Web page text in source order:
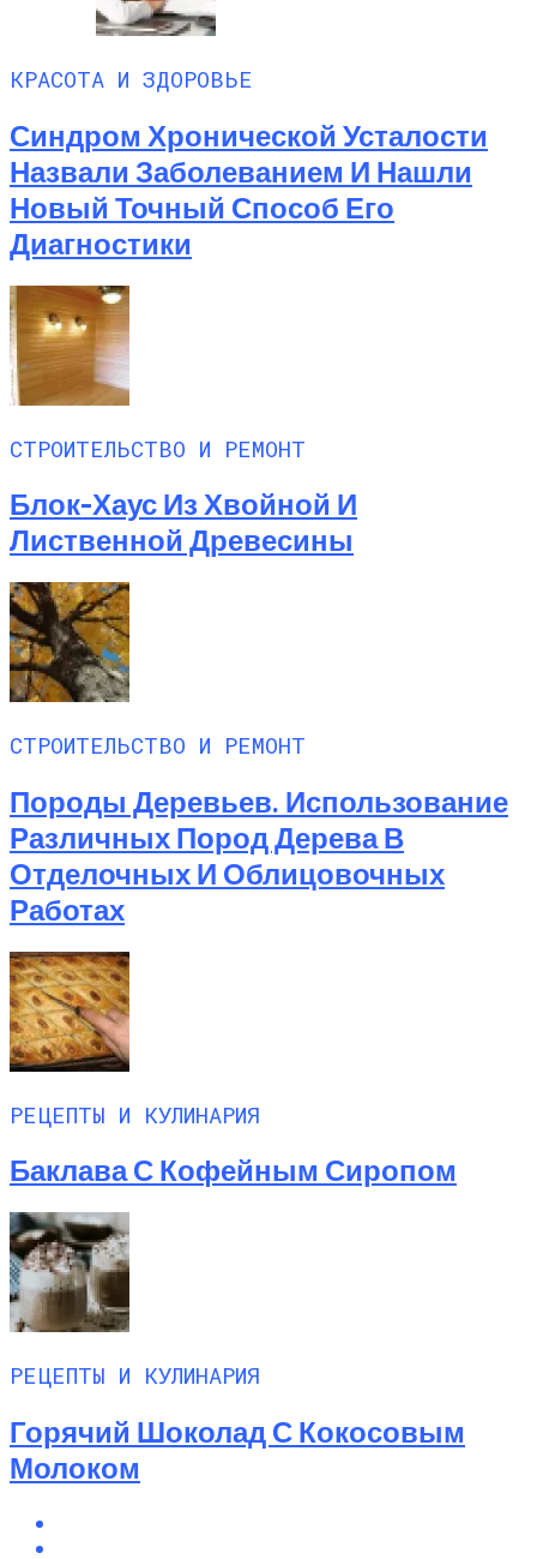
КРАСОТА И ЗДОРОВЬЕ
Синдром Хронической Усталости
Назвали Заболеванием И Нашли
Новый Точный Способ Его
Диагностики
СТРОИТЕЛЬСТВО И РЕМОНТ
Блок-Хаус Из Хвойной И
Лиственной Древесины
СТРОИТЕЛЬСТВО И РЕМОНТ
Породы Деревьев. Использование
Различных Пород Дерева В
Отделочных И Облицовочных
Работах
РЕЦЕПТЫ И КУЛИНАРИЯ
Баклава С Кофейным Сиропом
РЕЦЕПТЫ И КУЛИНАРИЯ
Горячий Шоколад С Кокосовым
Молоком